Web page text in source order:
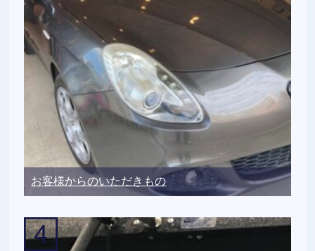
お客様からのいただきもの